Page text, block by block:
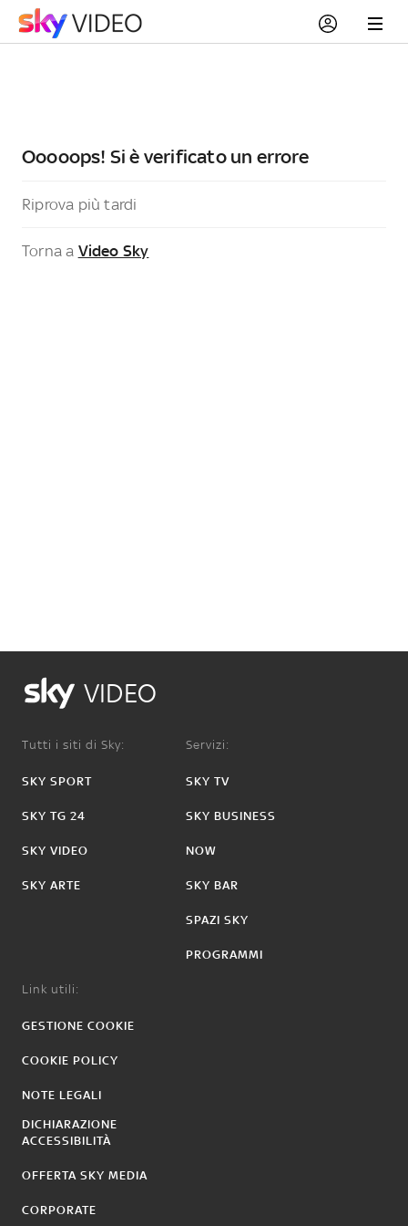
Ooooops! Si è verificato un errore
Riprova più tardi
Torna a Video Sky
VIDEO
Tutti i siti di Sky:
SKY SPORT
SKY TG 24
SKY VIDEO
SKY ARTE
Servizi:
SKY TV
SKY BUSINESS
NOW
SKY BAR
SPAZI SKY
PROGRAMMI
Link utili:
GESTIONE COOKIE
COOKIE POLICY
NOTE LEGALI
DICHIARAZIONE
ACCESSIBILITÀ
OFFERTA SKY MEDIA
CORPORATE